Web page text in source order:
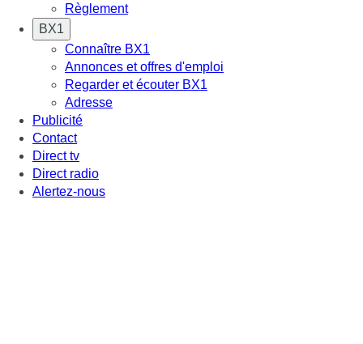
Règlement
BX1
Connaître BX1
Annonces et offres d'emploi
Regarder et écouter BX1
Adresse
Publicité
Contact
Direct tv
Direct radio
Alertez-nous